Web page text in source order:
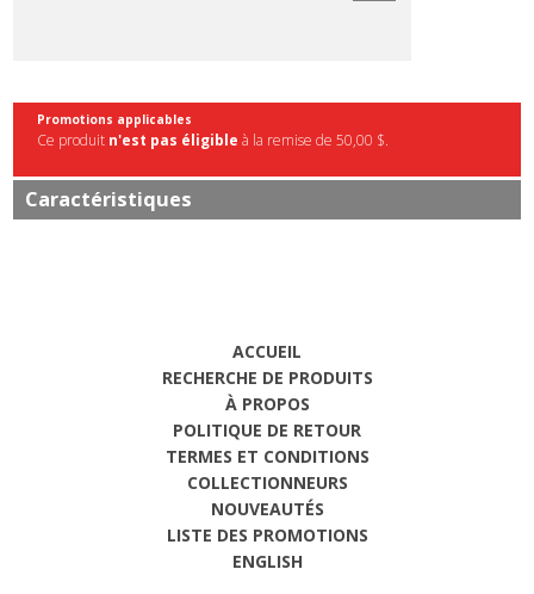
Promotions applicables
Ce produit n'est pas éligible à la remise de 50,00 $.
Caractéristiques
ACCUEIL
RECHERCHE DE PRODUITS
À PROPOS
POLITIQUE DE RETOUR
TERMES ET CONDITIONS
COLLECTIONNEURS
NOUVEAUTÉS
LISTE DES PROMOTIONS
ENGLISH